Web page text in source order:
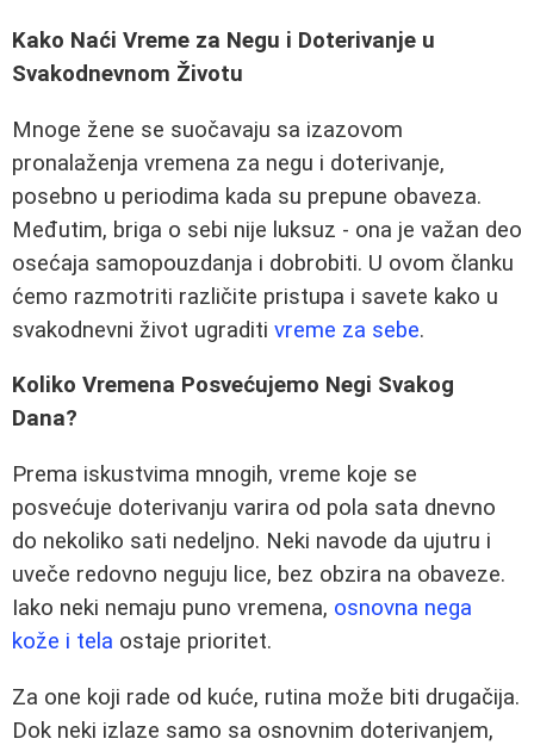
Kako Naći Vreme za Negu i Doterivanje u
Svakodnevnom Životu
Mnoge žene se suočavaju sa izazovom
pronalaženja vremena za negu i doterivanje,
posebno u periodima kada su prepune obaveza.
Međutim, briga o sebi nije luksuz - ona je važan deo
osećaja samopouzdanja i dobrobiti. U ovom članku
ćemo razmotriti različite pristupa i savete kako u
svakodnevni život ugraditi vreme za sebe.
Koliko Vremena Posvećujemo Negi Svakog
Dana?
Prema iskustvima mnogih, vreme koje se
posvećuje doterivanju varira od pola sata dnevno
do nekoliko sati nedeljno. Neki navode da ujutru i
uveče redovno neguju lice, bez obzira na obaveze.
Iako neki nemaju puno vremena, osnovna nega
kože i tela ostaje prioritet.
Za one koji rade od kuće, rutina može biti drugačija.
Dok neki izlaze samo sa osnovnim doterivanjem,